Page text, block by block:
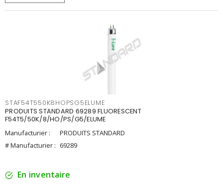
STAF54T550K8HOPSG5ELUME
PRODUITS STANDARD 69289 FLUORESCENT
F54T5/50K/8/HO/PS/G5/ELUME
Manufacturier :
PRODUITS STANDARD
# Manufacturier : 69289
En inventaire